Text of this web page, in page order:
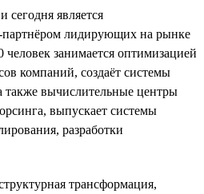
сегодня является
партнёром лидирующих на рынке
занимается оптимизацией
компаний, создаёт системы
вычислительные центры
выпускает системы
разработки
трансформация,